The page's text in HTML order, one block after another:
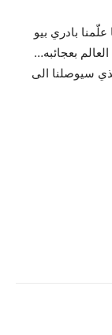
علّمنا بادري بيو
بعجائبه…
سيوصلنا الى